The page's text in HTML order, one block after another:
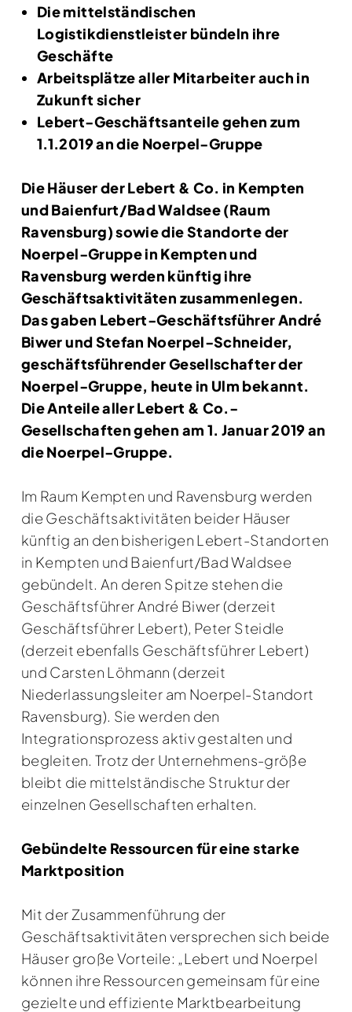
Die mittelständischen
Logistikdienstleister bündeln ihre
Geschäfte
Arbeitsplätze aller Mitarbeiter auch in
Zukunft sicher
Lebert-Geschäftsanteile gehen zum
1.1.2019 an die Noerpel-Gruppe
Die Häuser der Lebert & Co. in Kempten
und Baienfurt/Bad Waldsee (Raum
Ravensburg) sowie die Standorte der
Noerpel-Gruppe in Kempten und
Ravensburg werden künftig ihre
Geschäftsaktivitäten zusammenlegen.
Das gaben Lebert-Geschäftsführer André
Biwer und Stefan Noerpel-Schneider,
geschäftsführender Gesellschafter der
Noerpel-Gruppe, heute in Ulm bekannt.
Die Anteile aller Lebert & Co.-
Gesellschaften gehen am 1. Januar 2019 an
die Noerpel-Gruppe.
Im Raum Kempten und Ravensburg werden
die Geschäftsaktivitäten beider Häuser
künftig an den bisherigen Lebert-Standorten
in Kempten und Baienfurt/Bad Waldsee
gebündelt. An deren Spitze stehen die
Geschäftsführer André Biwer (derzeit
Geschäftsführer Lebert), Peter Steidle
(derzeit ebenfalls Geschäftsführer Lebert)
und Carsten Löhmann (derzeit
Niederlassungsleiter am Noerpel-Standort
Ravensburg). Sie werden den
Integrationsprozess aktiv gestalten und
begleiten. Trotz der Unternehmens-größe
bleibt die mittelständische Struktur der
einzelnen Gesellschaften erhalten.
Gebündelte Ressourcen für eine starke
Marktposition
Mit der Zusammenführung der
Geschäftsaktivitäten versprechen sich beide
Häuser große Vorteile: „Lebert und Noerpel
können ihre Ressourcen gemeinsam für eine
gezielte und effiziente Marktbearbeitung